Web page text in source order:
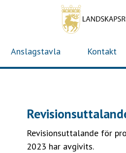
Anslagstavla Kontakt
Revisionsuttalande för
2023 har avgivits.